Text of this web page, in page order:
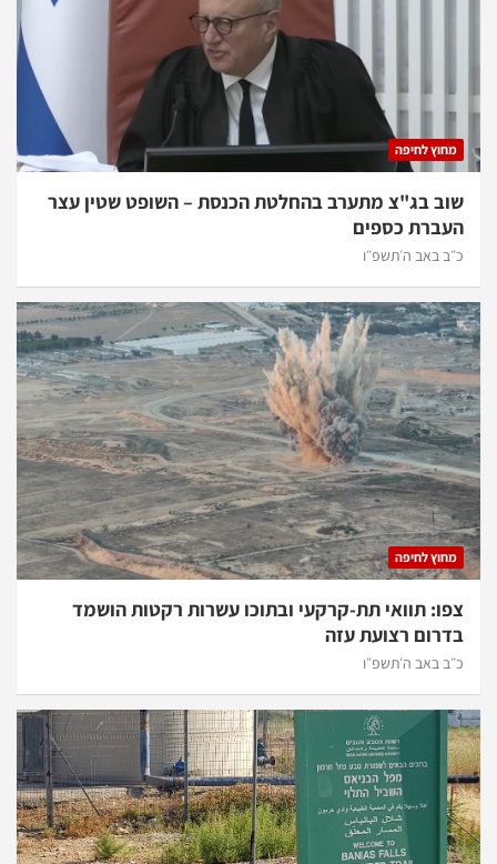
מחוץ לחיפה
שוב בג"צ מתערב בהחלטת הכנסת – השופט שטין עצר
העברת כספים
כ״ב באב ה׳תשפ״ו
מחוץ לחיפה
צפו: תוואי תת-קרקעי ובתוכו עשרות רקטות הושמד
בדרום רצועת עזה
כ״ב באב ה׳תשפ״ו